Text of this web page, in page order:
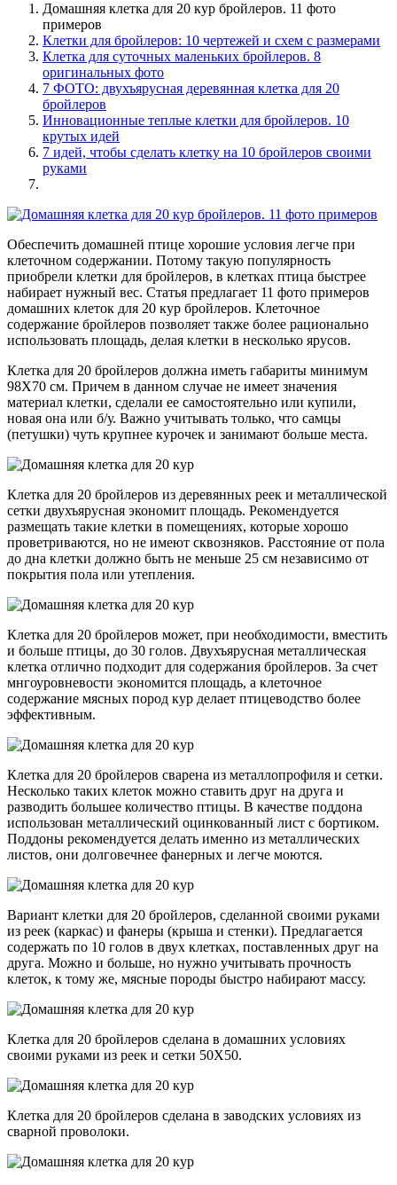
Домашняя клетка для 20 кур бройлеров. 11 фото
примеров
Клетки для бройлеров: 10 чертежей и схем с размерами
Клетка для суточных маленьких бройлеров. 8
оригинальных фото
7 ФОТО: двухъярусная деревянная клетка для 20
бройлеров
Инновационные теплые клетки для бройлеров. 10
крутых идей
7 идей, чтобы сделать клетку на 10 бройлеров своими
руками
Обеспечить домашней птице хорошие условия легче при
клеточном содержании. Потому такую популярность
приобрели клетки для бройлеров, в клетках птица быстрее
набирает нужный вес. Статья предлагает 11 фото примеров
домашних клеток для 20 кур бройлеров. Клеточное
содержание бройлеров позволяет также более рационально
использовать площадь, делая клетки в несколько ярусов.
Клетка для 20 бройлеров должна иметь габариты минимум
98Х70 см. Причем в данном случае не имеет значения
материал клетки, сделали ее самостоятельно или купили,
новая она или б/у. Важно учитывать только, что самцы
(петушки) чуть крупнее курочек и занимают больше места.
Клетка для 20 бройлеров из деревянных реек и металлической
сетки двухъярусная экономит площадь. Рекомендуется
размещать такие клетки в помещениях, которые хорошо
проветриваются, но не имеют сквозняков. Расстояние от пола
до дна клетки должно быть не меньше 25 см независимо от
покрытия пола или утепления.
Клетка для 20 бройлеров может, при необходимости, вместить
и больше птицы, до 30 голов. Двухъярусная металлическая
клетка отлично подходит для содержания бройлеров. За счет
мнгоуровневости экономится площадь, а клеточное
содержание мясных пород кур делает птицеводство более
эффективным.
Клетка для 20 бройлеров сварена из металлопрофиля и сетки.
Несколько таких клеток можно ставить друг на друга и
разводить большее количество птицы. В качестве поддона
использован металлический оцинкованный лист с бортиком.
Поддоны рекомендуется делать именно из металлических
листов, они долговечнее фанерных и легче моются.
Вариант клетки для 20 бройлеров, сделанной своими руками
из реек (каркас) и фанеры (крыша и стенки). Предлагается
содержать по 10 голов в двух клетках, поставленных друг на
друга. Можно и больше, но нужно учитывать прочность
клеток, к тому же, мясные породы быстро набирают массу.
Клетка для 20 бройлеров сделана в домашних условиях
своими руками из реек и сетки 50Х50.
Клетка для 20 бройлеров сделана в заводских условиях из
сварной проволоки.